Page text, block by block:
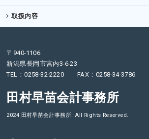
取扱内容
〒940-1106
新潟県長岡市宮内3-6-23
TEL：0258-32-2220 FAX：0258-34-3786
田村早苗会計事務所
2024 田村早苗会計事務所. All Rights Reserved.